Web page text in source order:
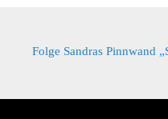
Folge Sandras Pinnwand